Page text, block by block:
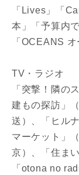
「Lives」「
本」「予算内
「OCEANS
TV・ラジオ
「突撃！隣の
建もの探訪」
送）、「ヒル
マーケット」
京）、「住ま
「otona no